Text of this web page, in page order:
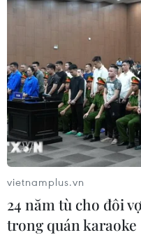
vietnamplus.vn
24 năm tù cho đôi
trong quán karaoke